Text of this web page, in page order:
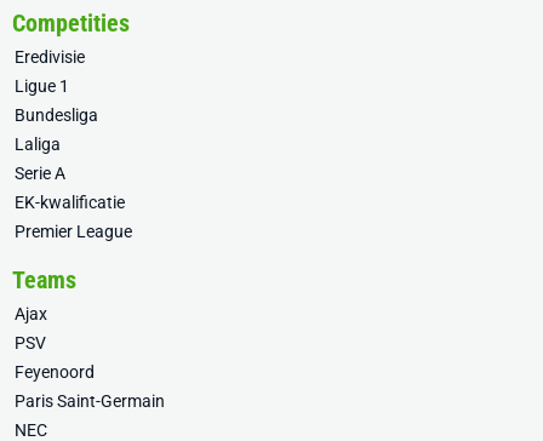
Competities
Eredivisie
Ligue 1
Bundesliga
Laliga
Serie A
EK-kwalificatie
Premier League
Teams
Ajax
PSV
Feyenoord
Paris Saint-Germain
NEC